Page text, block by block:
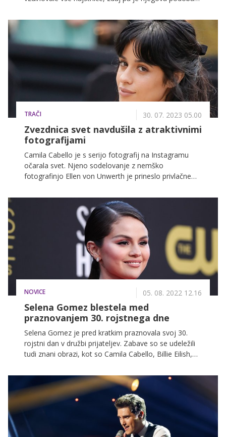
TRAČI 30. 07. 2023 05.00
Zvezdnica svet navdušila z atraktivnimi
fotografijami
Camila Cabello je s serijo fotografij na Instagramu
očarala svet. Njeno sodelovanje z nemško
fotografinjo Ellen von Unwerth je prineslo privlačne
Camilin glamurozni obisk Pariza med tednom mode.
NOVICE 05. 08. 2022 12.16
Selena Gomez blestela med
praznovanjem 30. rojstnega dne
Selena Gomez je pred kratkim praznovala svoj 30.
rojstni dan v družbi prijateljev. Zabave so se udeležili
tudi znani obrazi, kot so Camila Cabello, Billie Eilish,